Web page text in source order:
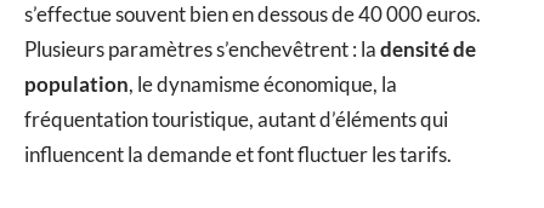
s’effectue souvent bien en dessous de 40 000 euros.
Plusieurs paramètres s’enchevêtrent : ladensité de
population, le dynamisme économique, la
fréquentation touristique, autant d’éléments qui
influencent la demande et font fluctuer les tarifs.